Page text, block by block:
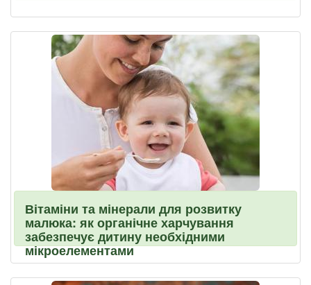
Вітаміни та мінерали для розвитку
малюка: як органічне харчування
забезпечує дитину необхідними
мікроелементами